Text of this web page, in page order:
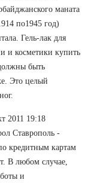
маната
по1945 год)
Гель-лак для
и косметики купить
быть
Это целый
2011 19:18
Ставрополь -
кредитным картам
В любом случае,
и